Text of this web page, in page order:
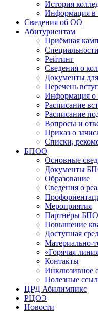
История
Информация
Сведения об ОО
Абитуриентам
Приёмная
Специальности
Рейтинг
Сведения о
Документы
Перечень
Информация о
Расписание
Расписание
Вопросы и
Приказ о
Списки,
БПОО
Основные
Документы
Образование
Сведения о
Мероприятия
Партнёры
Повышение
Доступная
Материально-
«Горячая
Контакты
Инклюзивное
Полезные
ЦРД Абилимпикс
РЦОЭ
Новости